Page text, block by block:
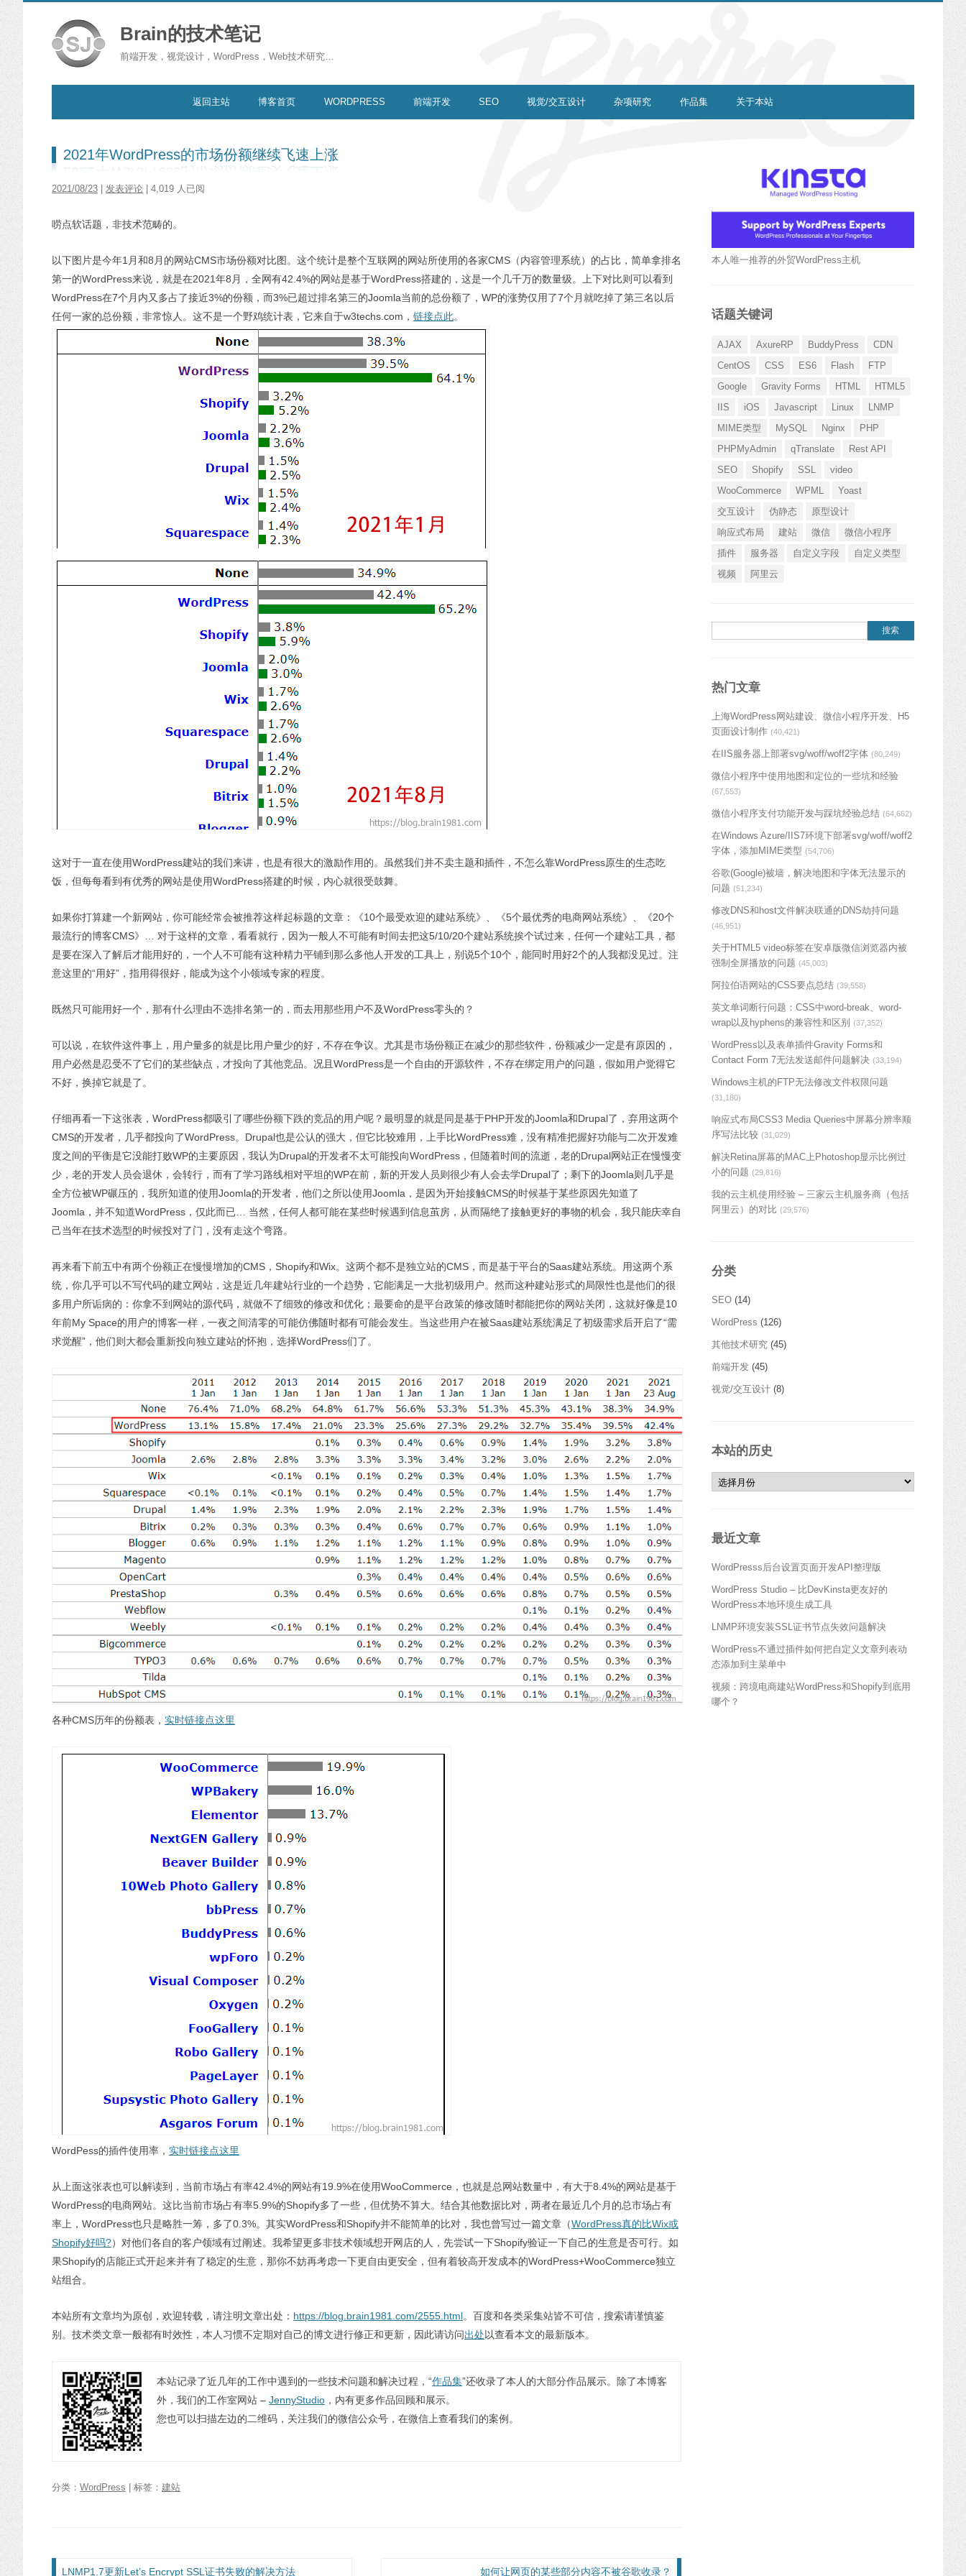
Brain的技术笔记
前端开发，视觉设计，WordPress，Web技术研究…
返回主站 博客首页 WORDPRESS 前端开发 SEO 视觉/交互设计 杂项研究 作品集 关于本站
2021年WordPress的市场份额继续飞速上涨
2021/08/23 发表评论 | 4,019 人已阅
唠点软话题，非技术范畴的。
以下图片是今年1月和8月的网站CMS市场份额对比图。这个统计是整个互联网的网站所使用的各家CMS（内容管理系统）的占比，简单拿排名
第一的WordPress来说，就是在2021年8月，全网有42.4%的网站是基于WordPress搭建的，这是一个几千万的数量级。上下对比则可以看到
WordPress在7个月内又多占了接近3%的份额，而3%已超过排名第三的Joomla当前的总份额了，WP的涨势仅用了7个月就吃掉了第三名以后
任何一家的总份额，非常惊人。这不是一个野鸡统计表，它来自于w3techs.com， 链接点此。
这对于一直在使用WordPress建站的我们来讲，也是有很大的激励作用的。虽然我们并不卖主题和插件，不怎么靠WordPress原生的生态吃
饭，但每每看到有优秀的网站是使用WordPress搭建的时候，内心就很受鼓舞。
如果你打算建一个新网站，你可能经常会被推荐这样起标题的文章：《10个最受欢迎的建站系统》、《5个最优秀的电商网站系统》、《20个
最流行的博客CMS》… 对于这样的文章，看看就行，因为一般人不可能有时间去把这5/10/20个建站系统挨个试过来，任何一个建站工具，都
是要在深入了解后才能用好的，一个人不可能有这种精力平铺到那么多他人开发的工具上，别说5个10个，能同时用好2个的人我都没见过。注
意这里的“用好”，指用得很好，能成为这个小领域专家的程度。
既然只可能用好一个，那有什么理由不选排名第一的，而去用那些用户不及WordPress零头的？
可以说，在软件这件事上，用户量多的就是比用户量少的好，不存在争议。尤其是市场份额正在减少的那些软件，份额减少一定是有原因的，
用户必然是忍受不了它们的某些缺点，才投向了其他竞品。况且WordPress是一个自由的开源软件，不存在绑定用户的问题，假如用户觉得它
不好，换掉它就是了。
仔细再看一下这张表，WordPress都吸引了哪些份额下跌的竞品的用户呢？最明显的就是同是基于PHP开发的Joomla和Drupal了，弃用这两个
CMS的开发者，几乎都投向了WordPress。Drupal也是公认的强大，但它比较难用，上手比WordPress难，没有精准把握好功能与二次开发难
度之间的平衡是它没能打败WP的主要原因，我认为Drupal的开发者不太可能投向WordPress，但随着时间的流逝，老的Drupal网站正在慢慢变
少，老的开发人员会退休，会转行，而有了学习路线相对平坦的WP在前，新的开发人员则很少有人会去学Drupal了；剩下的Joomla则几乎是
全方位被WP碾压的，我所知道的使用Joomla的开发者，他们之所以使用Joomla，是因为开始接触CMS的时候基于某些原因先知道了
Joomla，并不知道WordPress，仅此而已… 当然，任何人都可能在某些时候遇到信息茧房，从而隔绝了接触更好的事物的机会，我只能庆幸自
己当年在技术选型的时候投对了门，没有走这个弯路。
再来看下前五中有两个份额正在慢慢增加的CMS，Shopify和Wix。这两个都不是独立站的CMS，而是基于平台的Saas建站系统。用这两个系
统，你几乎可以不写代码的建立网站，这是近几年建站行业的一个趋势，它能满足一大批初级用户。然而这种建站形式的局限性也是他们的很
多用户所诟病的：你拿不到网站的源代码，就做不了细致的修改和优化；最要命的是平台政策的修改随时都能把你的网站关闭，这就好像是10
年前My Space的用户的博客一样，一夜之间清零的可能仿佛随时都有可能会发生。当这些用户在被Saas建站系统满足了初级需求后开启了“需
求觉醒”，他们则大都会重新投向独立建站的怀抱，选择WordPress们了。
各种CMS历年的份额表， 实时链接点这里
WordPess的插件使用率， 实时链接点这里
从上面这张表也可以解读到，当前市场占有率42.4%的网站有19.9%在使用WooCommerce，也就是总网站数量中，有大于8.4%的网站是基于
WordPress的电商网站。这比当前市场占有率5.9%的Shopify多了一些，但优势不算大。结合其他数据比对，两者在最近几个月的总市场占有
率上，WordPress也只是略胜一筹，多了0.3%。其实WordPress和Shopify并不能简单的比对，我也曾写过一篇文章（WordPress真的比Wix或
Shopify好吗?）对他们各自的客户领域有过阐述。我希望更多非技术领域想开网店的人，先尝试一下Shopify验证一下自己的生意是否可行。如
果Shopify的店能正式开起来并有了稳定的生意，那你不妨再考虑一下更自由更安全，但有着较高开发成本的WordPress+WooCommerce独立
站组合。
本站所有文章均为原创，欢迎转载，请注明文章出处： https://blog.brain1981.com/2555.html。百度和各类采集站皆不可信，搜索请谨慎鉴
别。技术类文章一般都有时效性，本人习惯不定期对自己的博文进行修正和更新，因此请访问出处以查看本文的最新版本。
本站记录了近几年的工作中遇到的一些技术问题和解决过程，“作品集”还收录了本人的大部分作品展示。除了本博客
外，我们的工作室网站 – JennyStudio ，内有更多作品回顾和展示。
您也可以扫描左边的二维码，关注我们的微信公众号，在微信上查看我们的案例。
分类： WordPress | 标签： 建站
文章导航
LNMP1.7更新Let’s Encrypt SSL证书失败的解决方法 如何让网页的某些部分内容不被谷歌收录？
本人唯一推荐的外贸WordPress主机
话题关键词
AJAX AxureRP BuddyPress
CDN
CentOS
CSS ES6 Flash
FTP
Google
Gravity Forms HTML
HTML5
IIS
iOS Javascript Linux
LNMP
MIME类型
MySQL Nginx
PHP
PHPMyAdmin
qTranslate
Rest API
SEO
Shopify SSL
video
WooCommerce
WPML
Yoast
交互设计
伪静态
原型设计
响应式布局
建站 微信
微信小程序
插件
服务器 自定义字段
自定义类型
视频
阿里云
热门文章
上海WordPress网站建设、微信小程序开发、H5
页面设计制作 (40,421)
在IIS服务器上部署svg/woff/woff2字体 (80,249)
微信小程序中使用地图和定位的一些坑和经验
(67,553)
微信小程序支付功能开发与踩坑经验总结 (64,662)
在Windows Azure/IIS7环境下部署svg/woff/woff2
字体，添加MIME类型 (54,706)
谷歌(Google)被墙，解决地图和字体无法显示的
问题 (51,234)
修改DNS和host文件解决联通的DNS劫持问题
(46,951)
关于HTML5 video标签在安卓版微信浏览器内被
强制全屏播放的问题 (45,003)
阿拉伯语网站的CSS要点总结 (39,558)
英文单词断行问题：CSS中word-break、word-
wrap以及hyphens的兼容性和区别
(37,352)
WordPress以及表单插件Gravity Forms和
Contact Form 7无法发送邮件问题解决 (33,194)
Windows主机的FTP无法修改文件权限问题
(31,180)
响应式布局CSS3 Media Queries中屏幕分辨率顺
序写法比较 (31,029)
解决Retina屏幕的MAC上Photoshop显示比例过
小的问题 (29,816)
我的云主机使用经验 – 三家云主机服务商（包括
阿里云）的对比 (29,576)
分类
SEO (14)
WordPress (126)
其他技术研究 (45)
前端开发 (45)
视觉/交互设计 (8)
本站的历史
本站的历史
最近文章
WordPresss后台设置页面开发API整理版
WordPress Studio – 比DevKinsta更友好的
WordPress本地环境生成工具
LNMP环境安装SSL证书节点失效问题解决
WordPress不通过插件如何把自定义文章列表动
态添加到主菜单中
视频：跨境电商建站WordPress和Shopify到底用
哪个？